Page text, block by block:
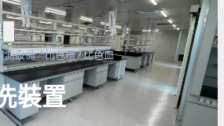
前處理設備實驗室冰箱 / 冷凍櫃 生物安全
測設備 / 比色槽 / 比色皿
裝置